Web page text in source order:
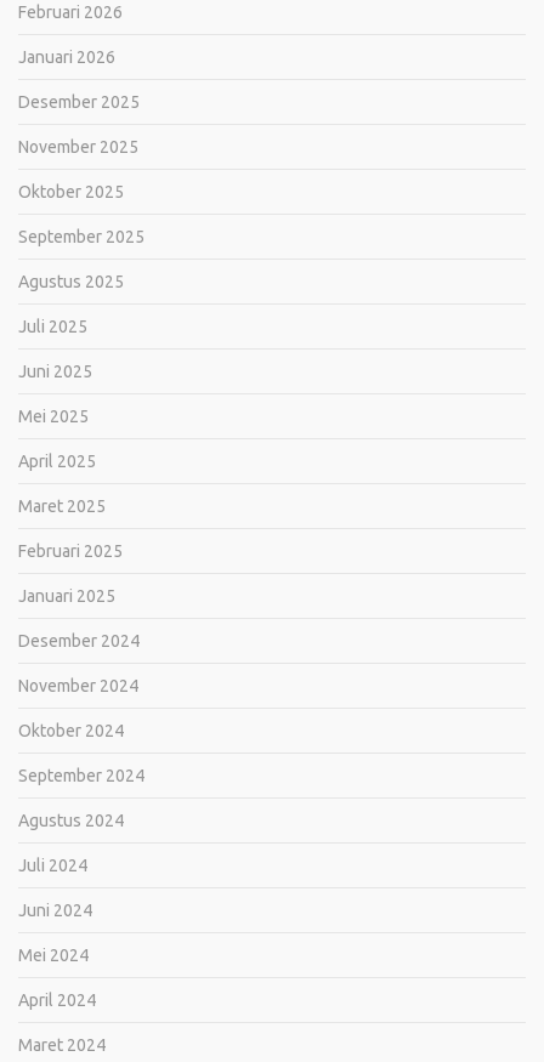
Februari 2026
Januari 2026
Desember 2025
November 2025
Oktober 2025
September 2025
Agustus 2025
Juli 2025
Juni 2025
Mei 2025
April 2025
Maret 2025
Februari 2025
Januari 2025
Desember 2024
November 2024
Oktober 2024
September 2024
Agustus 2024
Juli 2024
Juni 2024
Mei 2024
April 2024
Maret 2024